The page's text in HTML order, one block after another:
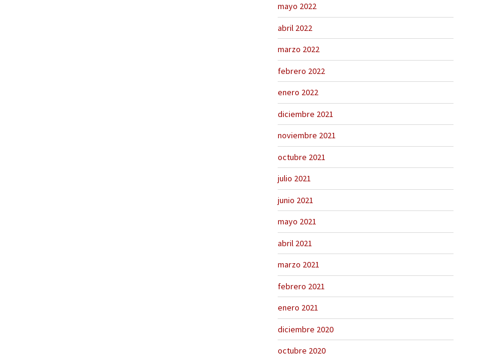
mayo 2022
abril 2022
marzo 2022
febrero 2022
enero 2022
diciembre 2021
noviembre 2021
octubre 2021
julio 2021
junio 2021
mayo 2021
abril 2021
marzo 2021
febrero 2021
enero 2021
diciembre 2020
octubre 2020